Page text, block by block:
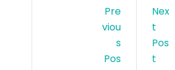
Pre
Viou
S
Pos
Nex
T
Pos
T